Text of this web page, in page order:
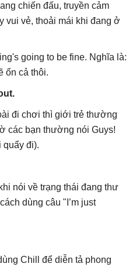
chiến đấu, truyền cảm
vui vẻ, thoải mái khi đang ở
going to be fine. Nghĩa là:
ổn cả thôi.
đi chơi thì giới trẻ thường
các bạn thường nói Guys!
quẩy đi).
nói về trạng thái đang thư
dùng câu "I’m just
Chill để diễn tả phong